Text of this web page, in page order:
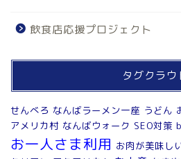
飲食店応援プロジェクト
タグクラウ
せんべろ なんばラーメン一座 うどん
アメリカ村 なんばウォーク SEO対策
お一人さま利用 お肉が美味し